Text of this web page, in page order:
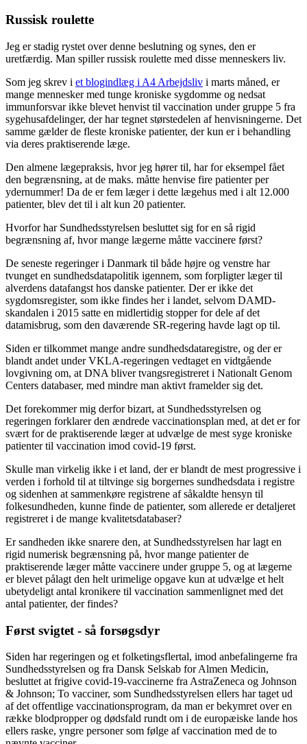
Russisk roulette
Jeg er stadig rystet over denne beslutning og synes, den er
uretfærdig. Man spiller russisk roulette med disse menneskers liv.
Som jeg skrev i et blogindlæg i A4 Arbejdsliv i marts måned, er
mange mennesker med tunge kroniske sygdomme og nedsat
immunforsvar ikke blevet henvist til vaccination under gruppe 5 fra
sygehusafdelinger, der har tegnet størstedelen af henvisningerne. Det
samme gælder de fleste kroniske patienter, der kun er i behandling
via deres praktiserende læge.
Den almene lægepraksis, hvor jeg hører til, har for eksempel fået
den begrænsning, at de maks. måtte henvise fire patienter per
ydernummer! Da de er fem læger i dette lægehus med i alt 12.000
patienter, blev det til i alt kun 20 patienter.
Hvorfor har Sundhedsstyrelsen besluttet sig for en så rigid
begrænsning af, hvor mange lægerne måtte vaccinere først?
De seneste regeringer i Danmark til både højre og venstre har
tvunget en sundhedsdatapolitik igennem, som forpligter læger til
alverdens datafangst hos danske patienter. Der er ikke det
sygdomsregister, som ikke findes her i landet, selvom DAMD-
skandalen i 2015 satte en midlertidig stopper for dele af det
datamisbrug, som den daværende SR-regering havde lagt op til.
Siden er tilkommet mange andre sundhedsdataregistre, og der er
blandt andet under VKLA-regeringen vedtaget en vidtgående
lovgivning om, at DNA bliver tvangsregistreret i Nationalt Genom
Centers databaser, med mindre man aktivt framelder sig det.
Det forekommer mig derfor bizart, at Sundhedsstyrelsen og
regeringen forklarer den ændrede vaccinationsplan med, at det er for
svært for de praktiserende læger at udvælge de mest syge kroniske
patienter til vaccination imod covid-19 først.
Skulle man virkelig ikke i et land, der er blandt de mest progressive i
verden i forhold til at tiltvinge sig borgernes sundhedsdata i registre
og sidenhen at sammenkøre registrene af såkaldte hensyn til
folkesundheden, kunne finde de patienter, som allerede er detaljeret
registreret i de mange kvalitetsdatabaser?
Er sandheden ikke snarere den, at Sundhedsstyrelsen har lagt en
rigid numerisk begrænsning på, hvor mange patienter de
praktiserende læger måtte vaccinere under gruppe 5, og at lægerne
er blevet pålagt den helt urimelige opgave kun at udvælge et helt
ubetydeligt antal kronikere til vaccination sammenlignet med det
antal patienter, der findes?
Først svigtet - så forsøgsdyr
Siden har regeringen og et folketingsflertal, imod anbefalingerne fra
Sundhedsstyrelsen og fra Dansk Selskab for Almen Medicin,
besluttet at frigive covid-19-vaccinerne fra AstraZeneca og Johnson
& Johnson; To vacciner, som Sundhedsstyrelsen ellers har taget ud
af det offentlige vaccinationsprogram, da man er bekymret over en
række blodpropper og dødsfald rundt om i de europæiske lande hos
ellers raske, yngre personer som følge af vaccination med de to